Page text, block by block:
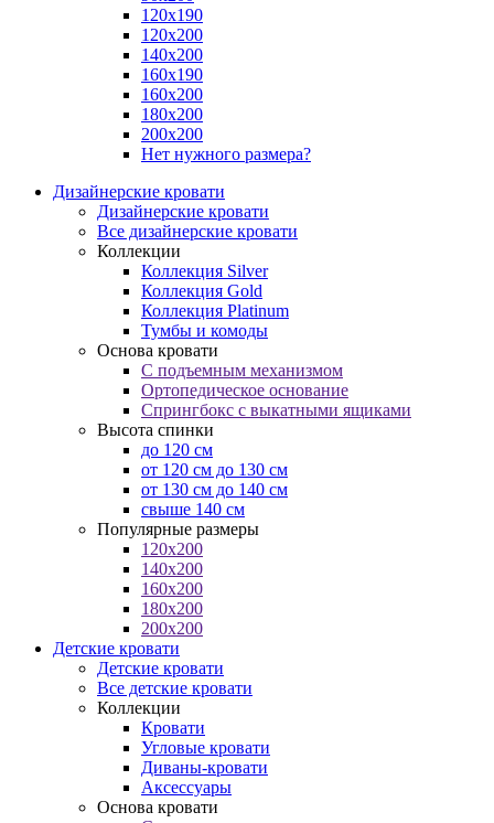
120х190
120х200
140х200
160х190
160х200
180х200
200х200
Нет нужного размера?
Дизайнерские кровати
Дизайнерские кровати
Все дизайнерские кровати
Коллекции
Коллекция Silver
Коллекция Gold
Коллекция Platinum
Тумбы и комоды
Основа кровати
С подъемным механизмом
Ортопедическое основание
Спрингбокс с выкатными ящиками
Высота спинки
до 120 см
от 120 см до 130 см
от 130 см до 140 см
свыше 140 см
Популярные размеры
120x200
140x200
160x200
180x200
200x200
Детские кровати
Детские кровати
Все детские кровати
Коллекции
Кровати
Угловые кровати
Диваны-кровати
Аксессуары
Основа кровати